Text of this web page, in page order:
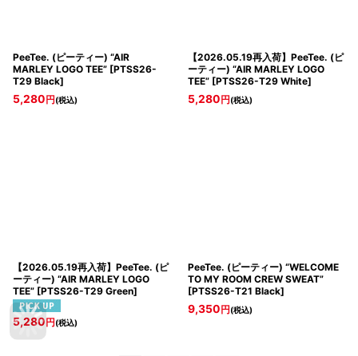
PeeTee. (ピーティー) “AIR
MARLEY LOGO TEE” [PTSS26-
T29 Black]
5,280円(税込)
【2026.05.19再入荷】PeeTee. (ピ
ーティー) “AIR MARLEY LOGO
TEE” [PTSS26-T29 White]
5,280円(税込)
【2026.05.19再入荷】PeeTee. (ピ
ーティー) “AIR MARLEY LOGO
TEE” [PTSS26-T29 Green]
5,280円(税込)
PeeTee. (ピーティー) “WELCOME
TO MY ROOM CREW SWEAT”
[PTSS26-T21 Black]
9,350円(税込)